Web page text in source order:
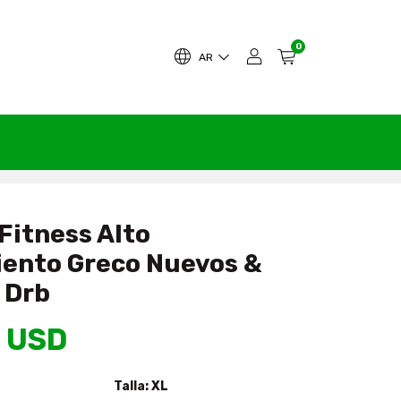
AR
0
Alto
Greco Nuevos &
Talla:XL